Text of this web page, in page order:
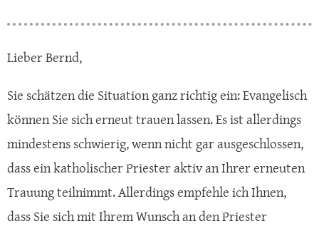
Lieber Bernd,
Sie schätzen die Situation ganz richtig ein: Evangelisch
können Sie sich erneut trauen lassen. Es ist allerdings
mindestens schwierig, wenn nicht gar ausgeschlossen,
dass ein katholischer Priester aktiv an Ihrer erneuten
Trauung teilnimmt. Allerdings empfehle ich Ihnen,
dass Sie sich mit Ihrem Wunsch an den Priester